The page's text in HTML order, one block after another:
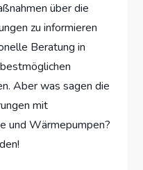
über die
zu informieren
Beratung in
Aber was sagen die
mit
und Wärmepumpen?